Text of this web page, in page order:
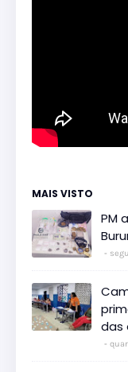
MAIS VISTO
PM
das